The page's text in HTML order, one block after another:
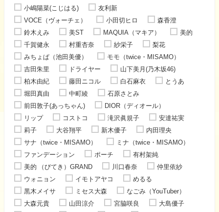
小嶋陽菜(こじはる)
友利新
VOCE（ヴォーチェ）
小田切ヒロ
森香澄
鈴木えみ
美ST MAQUIA（マキア）
美的
千賀健永
村重杏奈 紗栄子
梨花
みちょぱ（池田美優）
モモ（twice・MISAMO）
吉田朱里
ドライヤー
山下美月(乃木坂46)
柏木由紀
藤田ニコル 白石麻衣
とうあ
堀田真由
中町綾
石原さとみ
前田敦子(あっちゃん)
DIOR（ディオール）
リップ
コストコ 滝沢眞規子
安達祐実
莉子
大谷翔平 新木優子
内田理央
サナ（twice・MISAMO）
ミナ（twice・MISAMO）
ファンデーション
ポーチ
有村架純
美的 （びてき）GRAND
川口春奈
仲里依紗
ウォニョン
イモトアヤコ
めるる
黒木メイサ
ミセス大森
なごみ（YouTuber）
大森元貴
山田涼介 宮脇咲良
大島優子